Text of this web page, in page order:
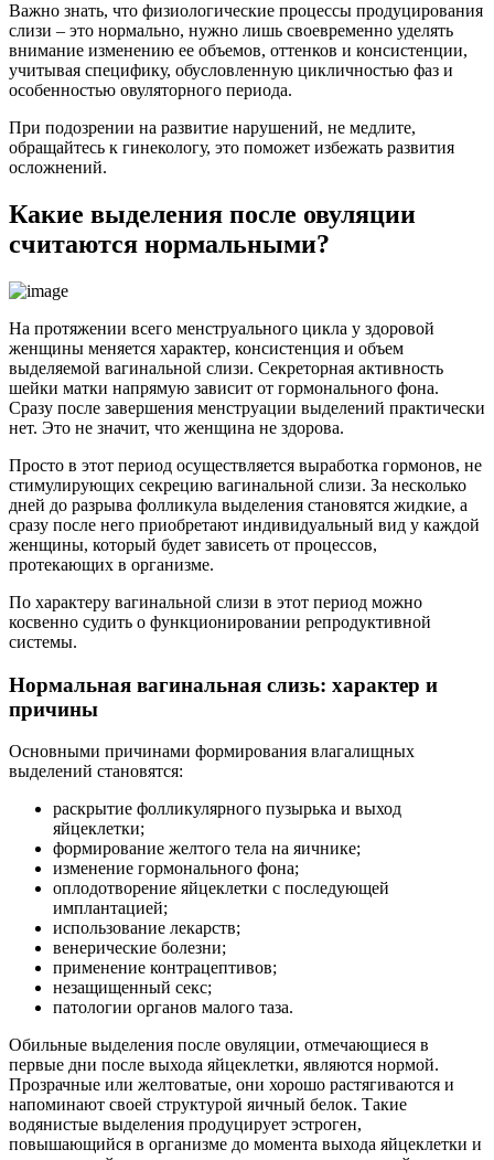
Важно знать, что физиологические процессы продуцирования
слизи – это нормально, нужно лишь своевременно уделять
внимание изменению ее объемов, оттенков и консистенции,
учитывая специфику, обусловленную цикличностью фаз и
особенностью овуляторного периода.
При подозрении на развитие нарушений, не медлите,
обращайтесь к гинекологу, это поможет избежать развития
осложнений.
Какие выделения после овуляции
считаются нормальными?
На протяжении всего менструального цикла у здоровой
женщины меняется характер, консистенция и объем
выделяемой вагинальной слизи. Секреторная активность
шейки матки напрямую зависит от гормонального фона.
Сразу после завершения менструации выделений практически
нет. Это не значит, что женщина не здорова.
Просто в этот период осуществляется выработка гормонов, не
стимулирующих секрецию вагинальной слизи. За несколько
дней до разрыва фолликула выделения становятся жидкие, а
сразу после него приобретают индивидуальный вид у каждой
женщины, который будет зависеть от процессов,
протекающих в организме.
По характеру вагинальной слизи в этот период можно
косвенно судить о функционировании репродуктивной
системы.
Нормальная вагинальная слизь: характер и
причины
Основными причинами формирования влагалищных
выделений становятся:
раскрытие фолликулярного пузырька и выход
яйцеклетки;
формирование желтого тела на яичнике;
изменение гормонального фона;
оплодотворение яйцеклетки с последующей
имплантацией;
использование лекарств;
венерические болезни;
применение контрацептивов;
незащищенный секс;
патологии органов малого таза.
Обильные выделения после овуляции, отмечающиеся в
первые дни после выхода яйцеклетки, являются нормой.
Прозрачные или желтоватые, они хорошо растягиваются и
напоминают своей структурой яичный белок. Такие
водянистые выделения продуцирует эстроген,
повышающийся в организме до момента выхода яйцеклетки и